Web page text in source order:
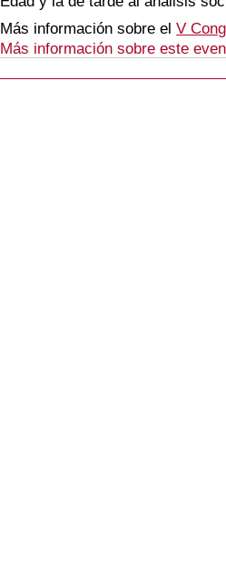
Más información sobre elV
Más información sobre este